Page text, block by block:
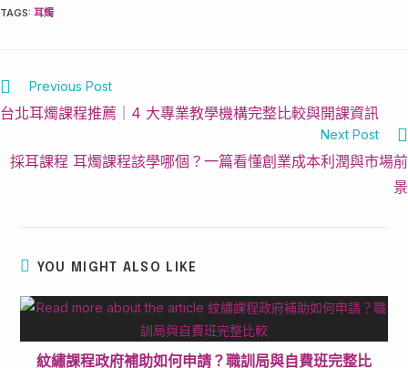
TAGS: 耳燭
Previous Post
台北耳燭課程推薦｜4 大專業教學機構完整比較與開課資訊
Next Post
採耳課程 耳燭課程該學哪個？一篇看懂創業成本利潤與市場前
景
YOU MIGHT ALSO LIKE
紋繡課程政府補助如何申請？職訓局與自費班完整比